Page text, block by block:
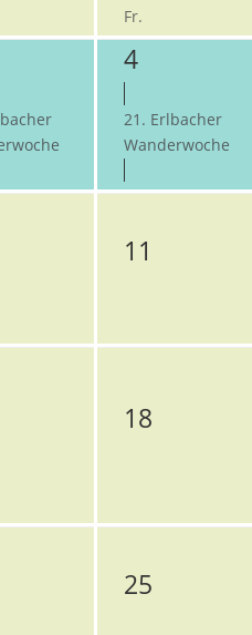
Fr.
4
21. Erlbacher
Wanderwoche
11
18
25